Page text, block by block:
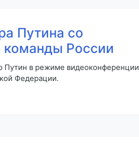
Путина со
команды России
Путин в режиме видеоконференции
Федерации.